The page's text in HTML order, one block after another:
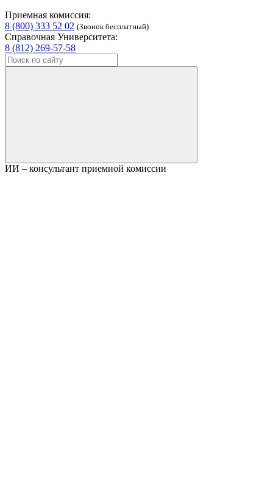
Приемная комиссия:
8 (800) 333 52 02 (Звонок бесплатный)
Справочная Университета:
8 (812) 269-57-58
ИИ – консультант приемной комиссии